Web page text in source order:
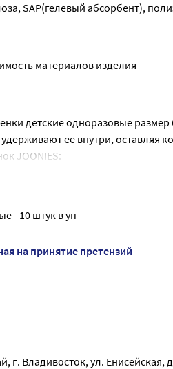
SAP(гелевый абсорбент),
материалов изделия
детские одноразовые
ее внутри, оставляя
JOONIES:
мягчайших маленьких
гипоаллергенны
см.
- 10 штук в уп
на принятие претензий